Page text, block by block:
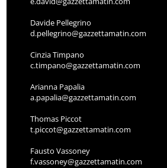
Davide Pellegrino
d.pellegrino@gazzettamatin.com
Cinzia Timpano
c.timpano@gazzettamatin.com
Arianna Papalia
a.papalia@gazzettamatin.com
Thomas Piccot
t.piccot@gazzettamatin.com
Fausto Vassoney
f.vassoney@gazzettamatin.com